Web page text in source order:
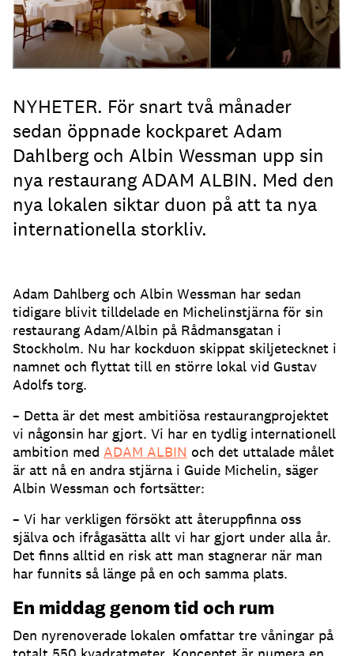
NYHETER. För snart två månader
sedan öppnade kockparet Adam
Dahlberg och Albin Wessman upp sin
nya restaurang ADAM ALBIN. Med den
nya lokalen siktar duon på att ta nya
internationella storkliv.
Adam Dahlberg och Albin Wessman har sedan
tidigare blivit tilldelade en Michelinstjärna för sin
restaurang Adam/Albin på Rådmansgatan i
Stockholm. Nu har kockduon skippat skiljetecknet i
namnet och flyttat till en större lokal vid Gustav
Adolfs torg.
– Detta är det mest ambitiösa restaurangprojektet
vi någonsin har gjort. Vi har en tydlig internationell
ambition med ADAM ALBIN och det uttalade målet
är att nå en andra stjärna i Guide Michelin, säger
Albin Wessman och fortsätter:
– Vi har verkligen försökt att återuppfinna oss
själva och ifrågasätta allt vi har gjort under alla år.
Det finns alltid en risk att man stagnerar när man
har funnits så länge på en och samma plats.
En middag genom tid och rum
Den nyrenoverade lokalen omfattar tre våningar på